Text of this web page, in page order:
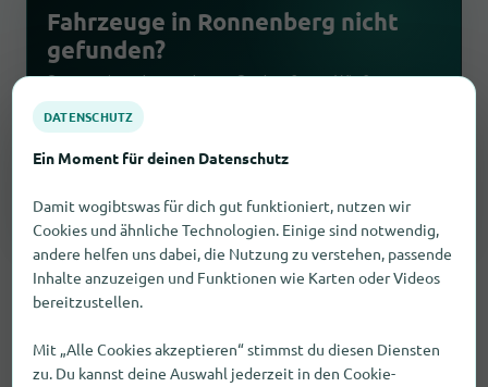
Fahrzeuge in Ronnenberg nicht
gefunden?
Starte einen kostenlosen Suchauftrag. Wir fragen
passende Händler an und melden Antworten per E-
DATENSCHUTZ
Ein Moment für deinen Datenschutz
Damit wogibtswas für dich gut funktioniert, nutzen wir
Cookies und ähnliche Technologien. Einige sind notwendig,
andere helfen uns dabei, die Nutzung zu verstehen, passende
Inhalte anzuzeigen und Funktionen wie Karten oder Videos
bereitzustellen.
Mit „Alle Cookies akzeptieren“ stimmst du diesen Diensten
zu. Du kannst deine Auswahl jederzeit in den Cookie-